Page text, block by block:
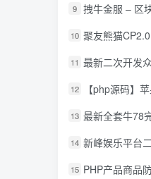
9 拽牛金服 – 区块链开发公司
10 聚友熊猫CP2.0 带wap
11 最新二次开发众彩网SSC整站
12 【php源码】苹果cms影视系
13 最新全套牛78完美运营
14 新峰娱乐平台二次开发完
15 PHP产品商品防伪码查询系统